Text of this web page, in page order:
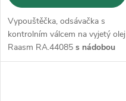
Vypouštěčka, odsávačka s
kontrolním válcem na vyjetý olej
Raasm RA.44085 s nádobou
80la s15l kontrolním